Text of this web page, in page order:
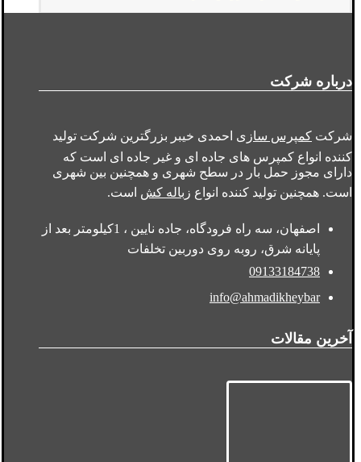
درباره شرکت
شرکت کمپرس سازی احمدی خیبر بزرگترین شرکت تولید
کننده انواع کمپرس های جاده ای و غیر جاده ای است که
دارای مجوز حمل بار در سطح شهری و همچنین بین شهری
است. همچنین تولید کننده انواع زباله کش است.
اصفهان، سه راه فرودگاه، جاده نایین ، 1کیلومتر بعد از
پایانه شرق، روبه روی دوربین تخلفات
09133184738
info@ahmadikheybar
آخرین مقالات